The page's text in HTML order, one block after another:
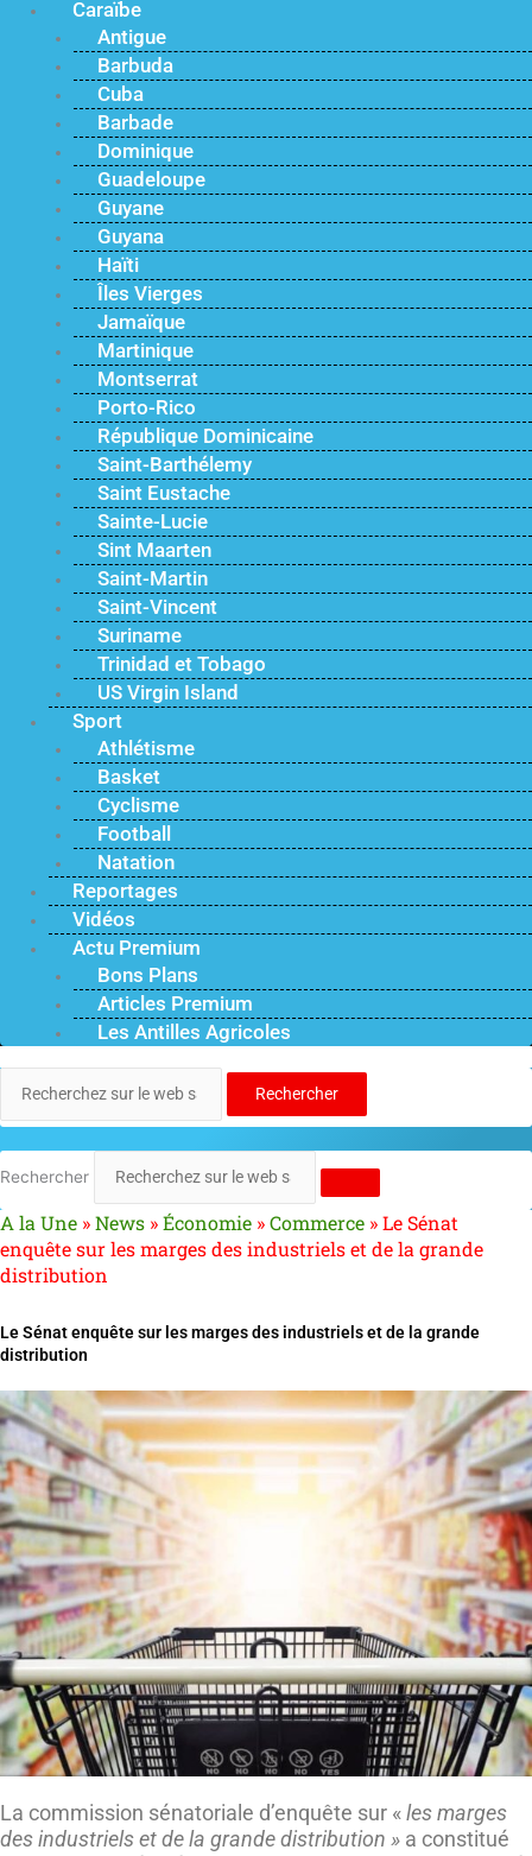
Caraïbe
Antigue
Barbuda
Cuba
Barbade
Dominique
Guadeloupe
Guyane
Guyana
Haïti
Îles Vierges
Jamaïque
Martinique
Montserrat
Porto-Rico
République Dominicaine
Saint-Barthélemy
Saint Eustache
Sainte-Lucie
Sint Maarten
Saint-Martin
Saint-Vincent
Suriname
Trinidad et Tobago
US Virgin Island
Sport
Athlétisme
Basket
Cyclisme
Football
Natation
Reportages
Vidéos
Actu Premium
Bons Plans
Articles Premium
Les Antilles Agricoles
Rechercher
Rechercher
A la Une »News »Économie »Commerce »Le Sénat
enquête sur les marges des industriels et de la grande
distribution
Le Sénat enquête sur les marges des industriels et de la grande
distribution
La commission sénatoriale d’enquête sur «les marges
des industriels et de la grande distribution » a constitué